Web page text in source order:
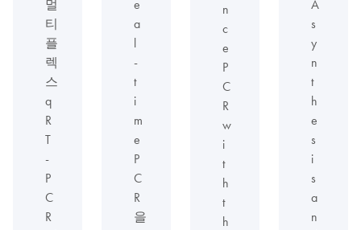
멀
티
플
렉
스
q
R
T
-
P
C
R
e
a
l
-
t
i
m
e
P
C
R
을
n
c
e
P
C
R
w
i
t
h
t
h
A
s
y
n
t
h
e
s
i
s
a
n